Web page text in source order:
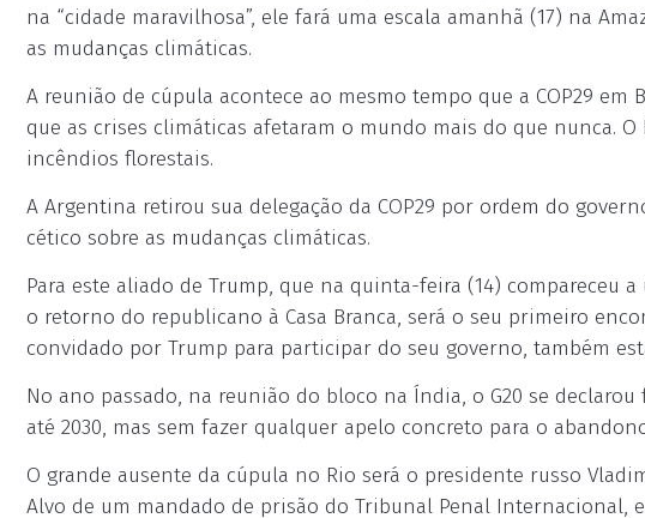
na “cidade maravilhosa”, ele fará uma escala amanhã (17) na
as mudanças climáticas.
A reunião de cúpula acontece ao mesmo tempo que a COP29
que as crises climáticas afetaram o mundo mais do que nunca.
incêndios florestais.
A Argentina retirou sua delegação da COP29 por ordem do
cético sobre as mudanças climáticas.
Para este aliado de Trump, que na quinta-feira (14) compareceu
o retorno do republicano à Casa Branca, será o seu primeiro
convidado por Trump para participar do seu governo, também
No ano passado, na reunião do bloco na Índia, o G20 se
até 2030, mas sem fazer qualquer apelo concreto para o
O grande ausente da cúpula no Rio será o presidente russo
Alvo de um mandado de prisão do Tribunal Penal Internacional,